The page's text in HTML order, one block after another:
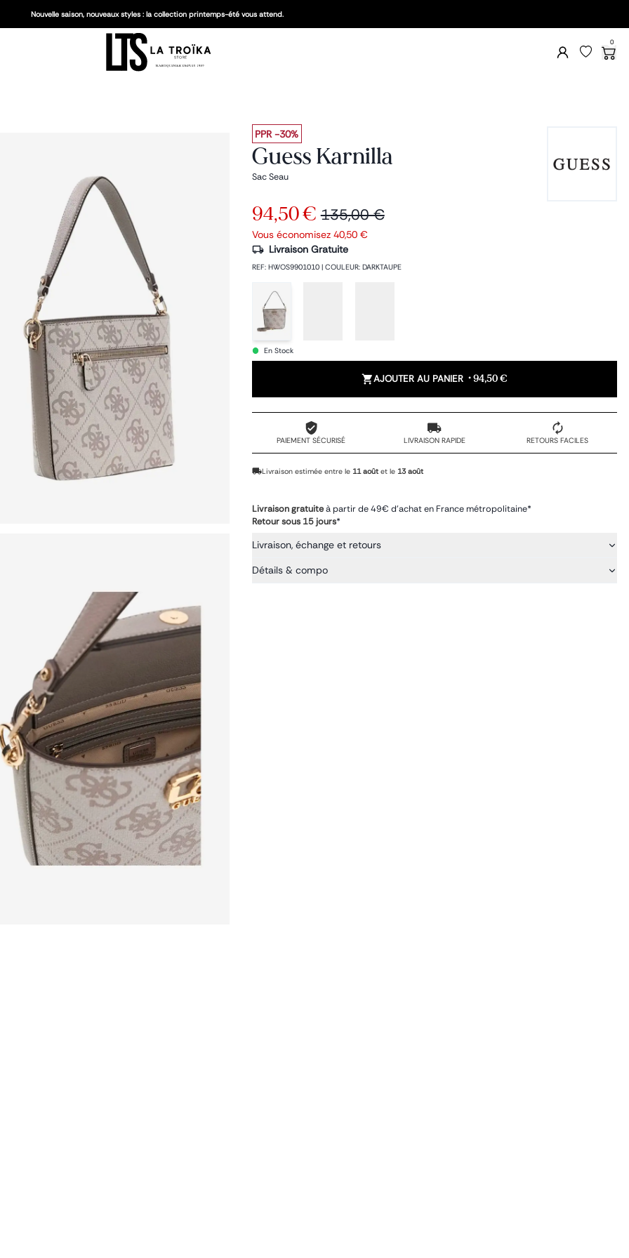
Nouvelle saison, nouveaux styles : la collection printemps-été vous attend.
0
PPR -30%
Guess Karnilla
Sac Seau
94,50 € 135,00 €
Vous économisez 40,50 €
Livraison Gratuite
REF: HWOS9901010| COULEUR: DARKTAUPE
En Stock
AJOUTER AU PANIER • 94,50 €
PAIEMENT SÉCURISÉ LIVRAISON RAPIDE RETOURS FACILES
Livraison estimée entre le 11 août et le 13 août
Livraison gratuiteà partir de 49€ d'achat en France métropolitaine*
Retour sous 15 jours*
Livraison, échange et retours
Détails & compo